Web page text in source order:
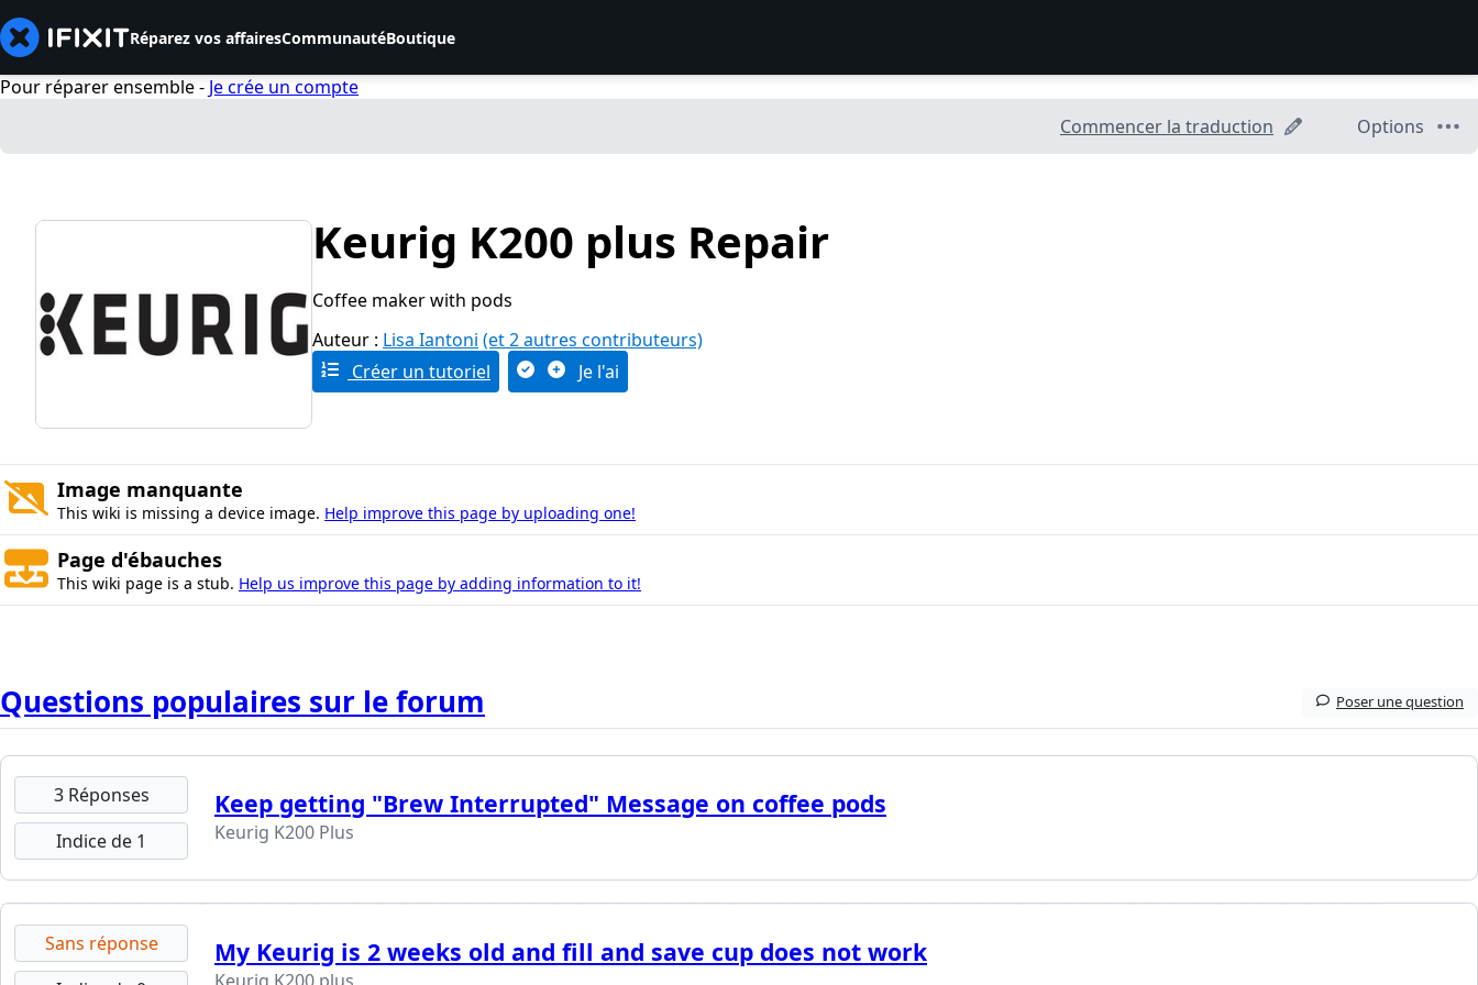
Réparez vos affairesCommunautéBoutique
Pour réparer ensemble - Je crée un compte
Commencer la traduction
Options
Keurig K200 plus Repair
Coffee maker with pods
Auteur : Lisa Iantoni (et 2 autres contributeurs)
Créer un tutoriel
Je l'ai
Image manquante
This wiki is missing a device image. Help improve this page by uploading one!
Page d'ébauches
This wiki page is a stub. Help us improve this page by adding information to it!
Questions populaires sur le forum Poser une question
3 Réponses
Indice de 1
Keep getting "Brew Interrupted" Message on coffee pods
Keurig K200 Plus
Sans réponse
My Keurig is 2 weeks old and fill and save cup does not work
Keurig K200 plus